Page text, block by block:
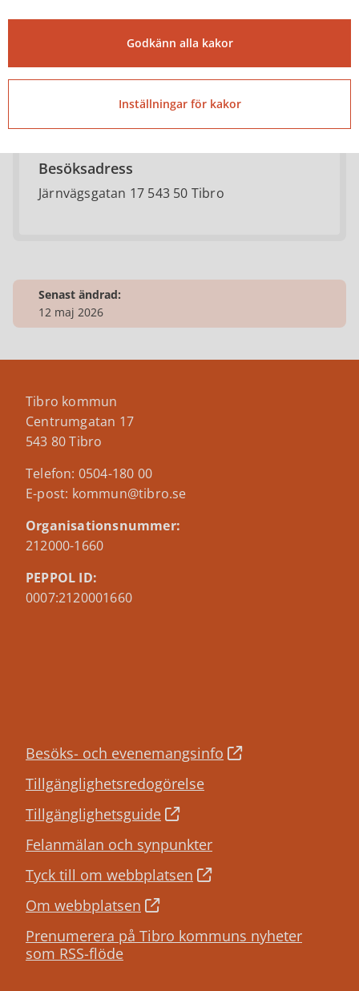
0504-18000
Besöksadress
Järnvägsgatan 17 543 50 Tibro
Senast ändrad:
12 maj 2026
Tibro kommun
Centrumgatan 17
543 80 Tibro
Telefon: 0504-180 00
E-post: kommun@tibro.se
Organisationsnummer:
212000-1660
PEPPOL ID:
0007:2120001660
Besöks- och evenemangsinfo
Tillgänglighetsredogörelse
Tillgänglighetsguide
Felanmälan och synpunkter
Tyck till om webbplatsen
Om webbplatsen
Prenumerera på Tibro kommuns nyheter
som RSS-flöde
Godkänn alla kakor
Inställningar för kakor